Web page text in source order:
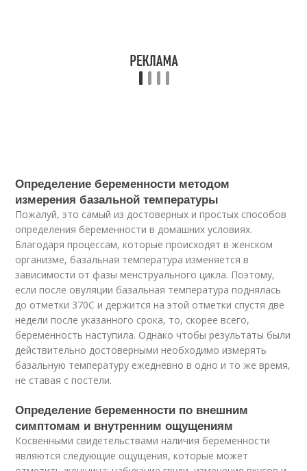
Определение беременности методом
измерения базальной температуры
Пожалуй, это самый из достоверных и простых способов
определения беременности в домашних условиях.
Благодаря процессам, которые происходят в женском
организме, базальная температура изменяется в
зависимости от фазы менструального цикла. Поэтому,
если после овуляции базальная температура поднялась
до отметки 370С и держится на этой отметки спустя две
недели после указанного срока, то, скорее всего,
беременность наступила. Однако чтобы результаты были
действительно достоверными необходимо измерять
базальную температуру ежедневно в одно и то же время,
не ставая с постели.
Определение беременности по внешним
симптомам и внутренним ощущениям
Косвенными свидетельствами наличия беременности
являются следующие ощущения, которые может